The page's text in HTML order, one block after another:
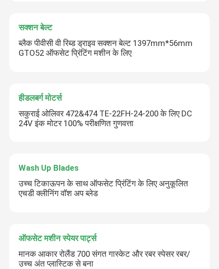
सक्शन बेल्ट
ब्लैक पीवीसी वी रिब्ड ड्राइव सक्शन बेल्ट 1397mm*56mm
GTO52 ऑफसेट प्रिंटिंग मशीन के लिए
हीडलबर्ग मोटर्स
सकुराई ओलिवर 472&474 TE-22FH-24-200 के लिए DC
24V इंक मोटर 100% परीक्षणित गुणवत्ता
Wash Up Blades
उच्च टिकाऊपन के साथ ऑफसेट प्रिंटिंग के लिए अनुकूलित
एचडी क्लीनिंग वॉश अप ब्लेड
ऑफसेट मशीन स्पेयर पार्ट्स
मानक आकार रोलैंड 700 संगत गास्केट और रबर स्पेसर रबर/
उच्च अंत प्लास्टिक से बना